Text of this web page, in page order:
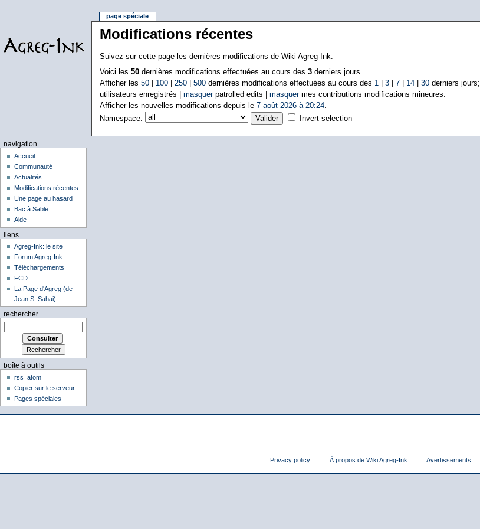
Modifications récentes
Suivez sur cette page les dernières modifications de Wiki Agreg-Ink.
Voici les 50dernières modifications effectuées au cours des 3derniers jours.
Afficher les 50| 100| 250| 500dernières modifications effectuées au cours des 1 3| 7| 14| 30derniers jours;
utilisateurs enregistrés | masquerpatrolled edits | masquermes contributions modifications mineures.
Afficher les nouvelles modifications depuis le 7 août 2026 à 20:24.
Namespace:
Invert selection
page spéciale
navigation
Accueil
Communauté
Actualités
Modifications récentes
Une page au hasard
Bac à Sable
Aide
liens
Agreg-Ink: le site
Forum Agreg-Ink
Téléchargements
FCD
La Page d'Agreg (de
Jean S. Sahai)
rechercher
boîte à outils
rss
atom
Copier sur le serveur
Pages spéciales
Privacy policy À propos de Wiki Agreg-Ink Avertissements